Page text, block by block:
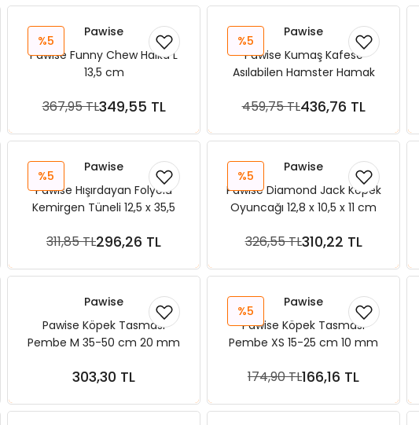
%5
Pawise
Pawise Funny Chew Halka L
13,5 cm
367,95 TL349,55 TL
Sepete Ekle
%5
Pawise
Pawise Kumaş Kafese
Asılabilen Hamster Hamak
459,75 TL436,76 TL
Sepete Ekle
%5
Pawise
Pawise Hışırdayan Folyolu
Kemirgen Tüneli 12,5 x 35,5
311,85 TL296,26 TL
Sepete Ekle
%5
Pawise
Pawise Diamond Jack Köpek
Oyuncağı 12,8 x 10,5 x 11 cm
326,55 TL310,22 TL
Sepete Ekle
Pawise
Pawise Köpek Tasması
Pembe M 35-50 cm 20 mm
303,30 TL
Sepete Ekle
%5
Pawise
Pawise Köpek Tasması
Pembe XS 15-25 cm 10 mm
174,90 TL166,16 TL
Sepete Ekle